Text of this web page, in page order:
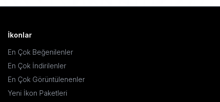
İkonlar
En Çok Beğenilenler
En Çok İndirilenler
En Çok Görüntülenenler
Yeni İkon Paketleri